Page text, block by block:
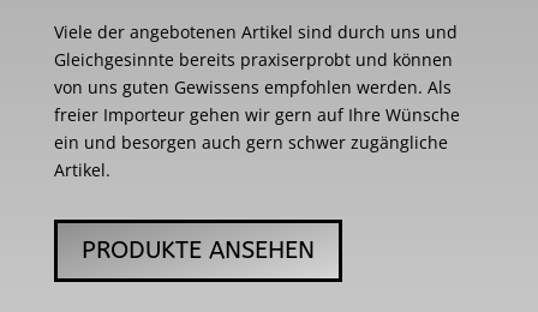
Viele der angebotenen Artikel sind durch uns und
Gleichgesinnte bereits praxiserprobt und können
von uns guten Gewissens empfohlen werden. Als
freier Importeur gehen wir gern auf Ihre Wünsche
ein und besorgen auch gern schwer zugängliche
Artikel.
PRODUKTE ANSEHEN